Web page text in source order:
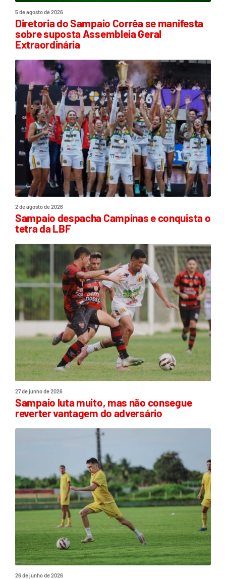
5 de agosto de 2026
Diretoria do Sampaio Corrêa se manifesta
sobre suposta Assembleia Geral
Extraordinária
2 de agosto de 2026
Sampaio despacha Campinas e conquista o
tetra da LBF
27 de junho de 2026
Sampaio luta muito, mas não consegue
reverter vantagem do adversário
26 de junho de 2026